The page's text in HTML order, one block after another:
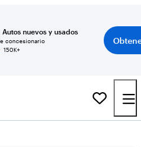
Autos nuevos y usados
concesionario
150K+